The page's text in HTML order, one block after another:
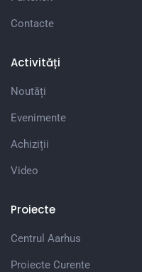
Contacte
Activități
Noutăți
Evenimente
Achiziții
Video
Proiecte
Centrul Aarhus
Proiecte Curente